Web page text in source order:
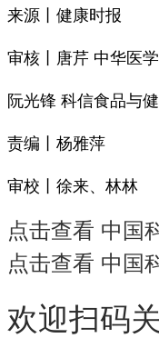
来源丨健康时报
审核丨唐芹 中华医
阮光锋 科信食品与
责编丨杨雅萍
审校丨徐来、林林
点击查看 中国
点击查看 中国
欢迎扫码